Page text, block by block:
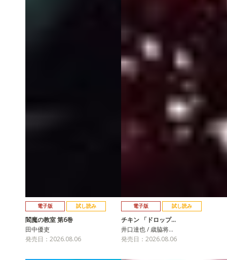
電子版 試し読み
閻魔の教室 第6巻
田中優吏
発売日：2026.08.06
電子版 試し読み
チキン 「ドロップ…
井口達也 / 歳脇将…
発売日：2026.08.06